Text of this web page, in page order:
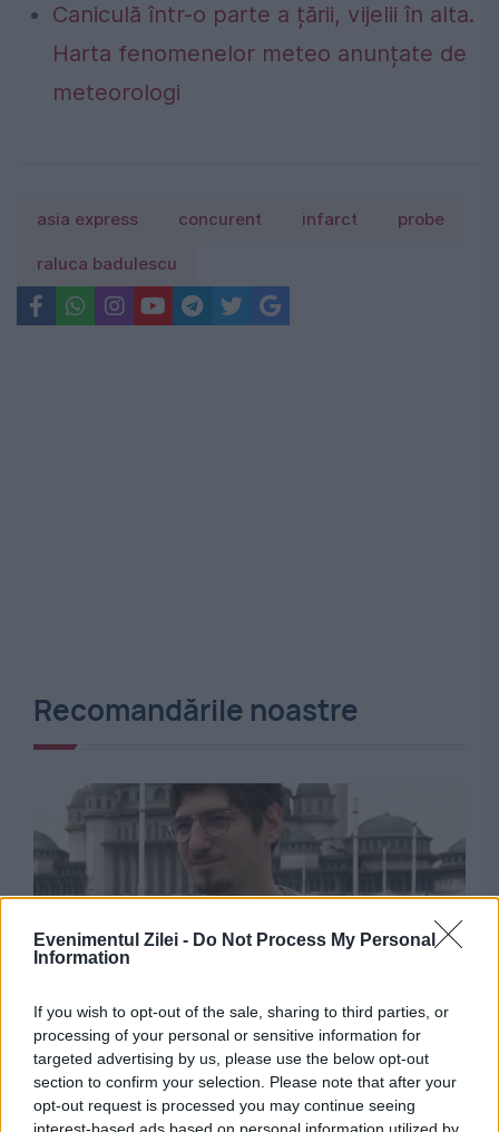
Evenimentul Zilei - Do Not Process My Personal
Information
If you wish to opt-out of the sale, sharing to third parties, or
processing of your personal or sensitive information for
targeted advertising by us, please use the below opt-out
section to confirm your selection. Please note that after your
opt-out request is processed you may continue seeing
interest-based ads based on personal information utilized by
Caniculă într-o parte a țării, vijelii în alta.
Harta fenomenelor meteo anunțate de
meteorologi
asia express concurent infarct probe
raluca badulescu
Recomandările noastre
SOCIAL
Adevărul despre moartea lui Mircea Lucescu.
Nepotul său, Matei, rupe tăcerea